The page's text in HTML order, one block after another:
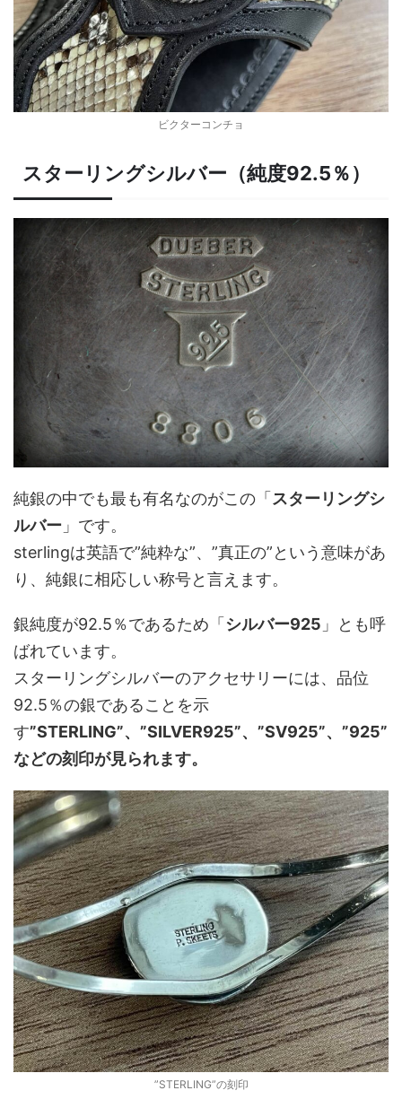
ビクターコンチョ
スターリングシルバー（純度92.5％）
純銀の中でも最も有名なのがこの「 スターリングシ
ルバー 」です。
sterlingは英語で”純粋な”、”真正の”という意味があ
り、純銀に相応しい称号と言えます。
銀純度が92.5％であるため「 シルバー925 」とも呼
ばれています。
スターリングシルバーのアクセサリーには、品位
92.5％の銀であることを示
す”STERLING”、”SILVER925”、”SV925”、”925”
などの刻印が見られます。
”STERLING”の刻印